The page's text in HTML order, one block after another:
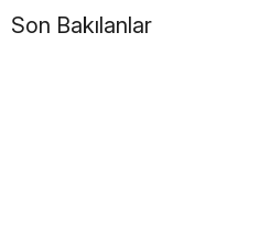
Son Bakılanlar